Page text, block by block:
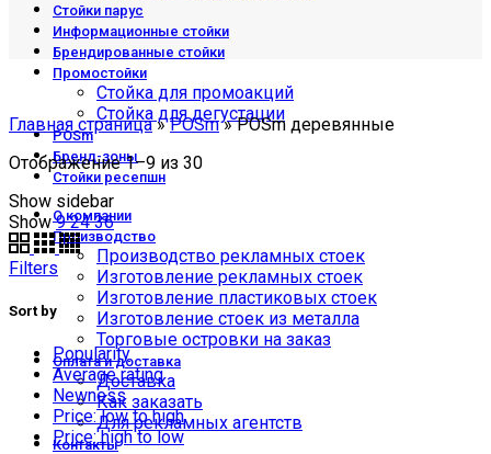
Стойки парус
Информационные стойки
Брендированные стойки
Промостойки
Стойка для промоакций
Стойка для дегустации
POSm
Бренд-зоны
Стойки ресепшн
О компании
Производство
Производство рекламных стоек
Изготовление рекламных стоек
Изготовление пластиковых стоек
Изготовление стоек из металла
Торговые островки на заказ
Оплата и доставка
Доставка
Как заказать
Для рекламных агентств
Контакты
Главная страница»POSm»POSm деревянные
Отображение 1–9 из 30
Show sidebar
Show 9 24 36
Filters
Sort by
Popularity
Average rating
Newness
Price: low to high
Price: high to low